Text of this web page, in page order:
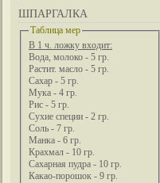
ШПАРГАЛКА
Таблица мер
В 1 ч. ложку входит:
Вода, молоко - 5 гр.
Растит. масло - 5 гр.
Сахар - 5 гр.
Мука - 4 гр.
Рис - 5 гр.
Сухие специи - 2 гр.
Соль - 7 гр.
Манка - 6 гр.
Крахмал - 10 гр.
Сахарная пудра - 10 гр.
Какао-порошок - 9 гр.